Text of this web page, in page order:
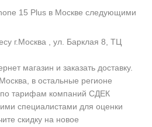
15 Plus в Москве следующими
г.Москва , ул. Барклая 8, ТЦ
магазин и заказать доставку.
в остальные регионе
по тарифам компаний СДЕК
специалистами для оценки
скидку на новое